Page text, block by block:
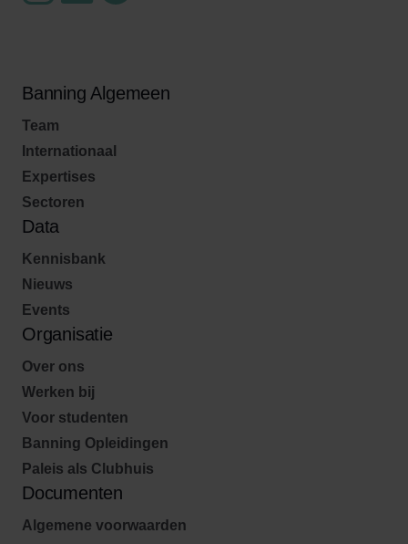
Banning Algemeen
Team
Internationaal
Expertises
Sectoren
Data
Kennisbank
Nieuws
Events
Organisatie
Over ons
Werken bij
Voor studenten
Banning Opleidingen
Paleis als Clubhuis
Documenten
Algemene voorwaarden